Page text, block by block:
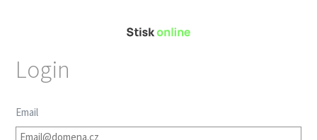
Login
Email